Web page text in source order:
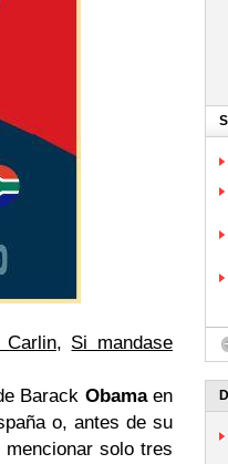
Carlin, Si mandase
Barack Obamaen
o, antes de su
solo tres